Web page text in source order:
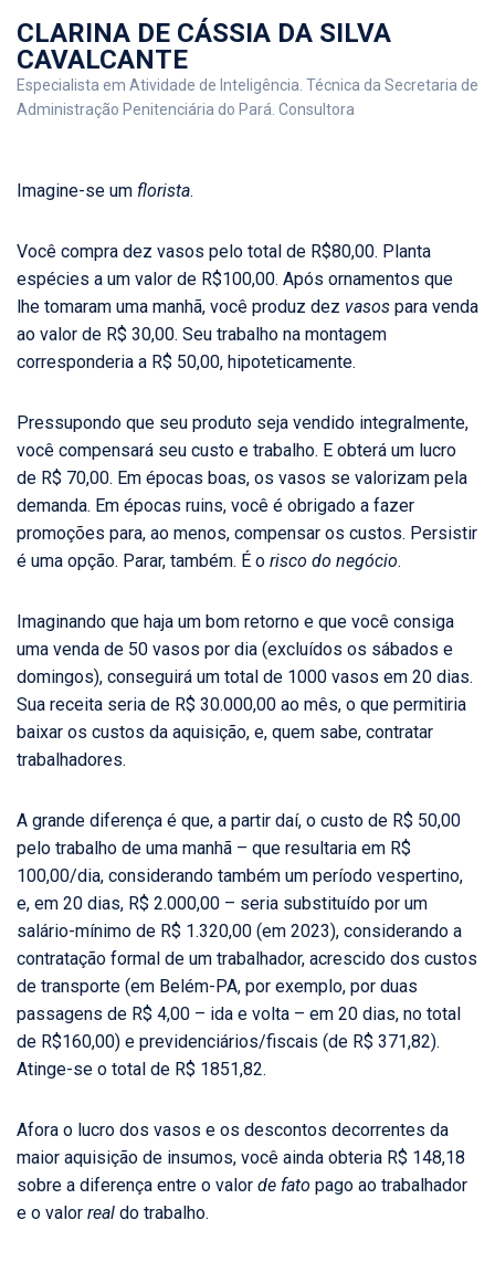
CLARINA DE CÁSSIA DA SILVA
CAVALCANTE
Especialista em Atividade de Inteligência. Técnica da Secretaria de
Administração Penitenciária do Pará. Consultora
Imagine-se um florista.
Você compra dez vasos pelo total de R$80,00. Planta
espécies a um valor de R$100,00. Após ornamentos que
lhe tomaram uma manhã, você produz dez vasos para venda
ao valor de R$ 30,00. Seu trabalho na montagem
corresponderia a R$ 50,00, hipoteticamente.
Pressupondo que seu produto seja vendido integralmente,
você compensará seu custo e trabalho. E obterá um lucro
de R$ 70,00. Em épocas boas, os vasos se valorizam pela
demanda. Em épocas ruins, você é obrigado a fazer
promoções para, ao menos, compensar os custos. Persistir
é uma opção. Parar, também. É o risco do negócio.
Imaginando que haja um bom retorno e que você consiga
uma venda de 50 vasos por dia (excluídos os sábados e
domingos), conseguirá um total de 1000 vasos em 20 dias.
Sua receita seria de R$ 30.000,00 ao mês, o que permitiria
baixar os custos da aquisição, e, quem sabe, contratar
trabalhadores.
A grande diferença é que, a partir daí, o custo de R$ 50,00
pelo trabalho de uma manhã – que resultaria em R$
100,00/dia, considerando também um período vespertino,
e, em 20 dias, R$ 2.000,00 – seria substituído por um
salário-mínimo de R$ 1.320,00 (em 2023), considerando a
contratação formal de um trabalhador, acrescido dos custos
de transporte (em Belém-PA, por exemplo, por duas
passagens de R$ 4,00 – ida e volta – em 20 dias, no total
de R$160,00) e previdenciários/fiscais (de R$ 371,82).
Atinge-se o total de R$ 1851,82.
Afora o lucro dos vasos e os descontos decorrentes da
maior aquisição de insumos, você ainda obteria R$ 148,18
sobre a diferença entre o valor de fato pago ao trabalhador
e o valor real do trabalho.